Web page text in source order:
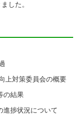
した。
上対策委員会の概要
の結果
進捗状況について